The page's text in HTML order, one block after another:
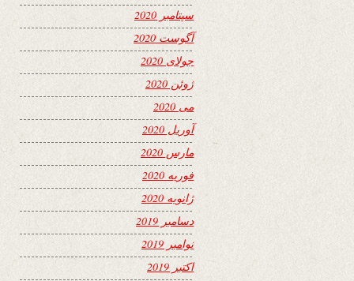
سپتامبر 2020
آگوست 2020
جولای 2020
ژوئن 2020
می 2020
آوریل 2020
مارس 2020
فوریه 2020
ژانویه 2020
دسامبر 2019
نوامبر 2019
اکتبر 2019